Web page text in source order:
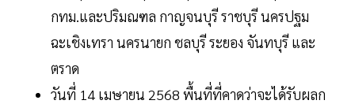
กทม.และปริมณฑล กาญจนบุรี ราชบุรี นครปฐม
ฉะเชิงเทรา นครนายก ชลบุรี ระยอง จันทบุรี และ
ตราด
วันที่ 14 เมษายน 2568 พื้นที่ที่คาดว่าจะได้รับผลก